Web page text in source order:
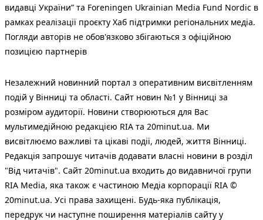
видавці України” та Foreningen Ukrainian Media Fund Nordic в
рамках реалізації проєкту Хаб підтримки регіональних медіа.
Погляди авторів не обов'язково збігаються з офіційною
позицією партнерів
Незалежний новинний портал з оперативним висвітленням
подій у Вінниці та області. Сайт новин №1 у Вінниці за
розміром аудиторії. Новини створюються для Вас
мультимедійною редакцією RIA та 20minut.ua. Ми
висвітлюємо важливі та цікаві події, людей, життя Вінниці.
Редакція запрошує читачів додавати власні новини в розділ
"Від читачів". Сайт 20minut.ua входить до видавничої групи
RIA Media, яка також є частиною Медіа корпорації RIA ©
20minut.ua. Усі права захищені. Будь-яка публiкацiя,
передрук чи наступне поширення матеріалів сайту у